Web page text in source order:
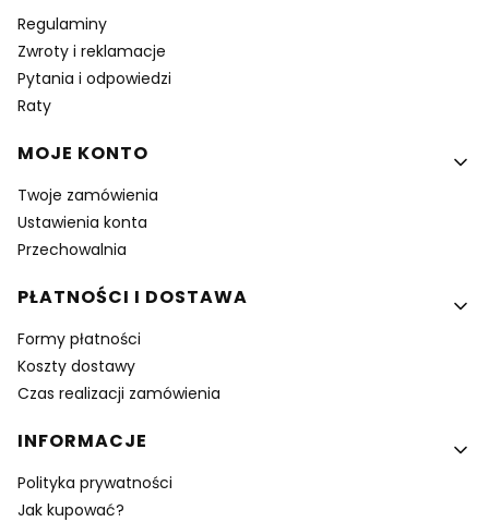
Regulaminy
Zwroty i reklamacje
Pytania i odpowiedzi
Raty
MOJE KONTO
Twoje zamówienia
Ustawienia konta
Przechowalnia
PŁATNOŚCI I DOSTAWA
Formy płatności
Koszty dostawy
Czas realizacji zamówienia
INFORMACJE
Polityka prywatności
Jak kupować?